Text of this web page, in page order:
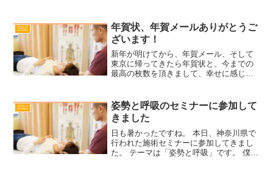
ほんとにこの事実には衝撃を受けまし
た。時間はあっという間...
日記
年賀状、年賀メールありがとうご
ざいます！
新年が明けてから、年賀メール、そして
東京に帰ってきたら年賀状と、今までの
最高の枚数を頂きまして、幸せに感じま
期待に応えるよう、技術と人格のレベル
アップに励んで参りますの...
日記
姿勢と呼吸のセミナーに参加して
きました
日も暑かったですね。 本日、神奈川県で
行われた施術セミナーに参加してきまし
た。 テーマは「姿勢と呼吸」です。 僕が